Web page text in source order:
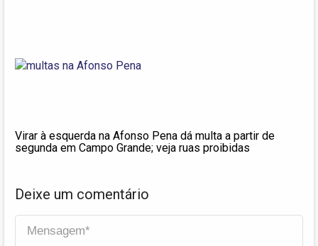
Virar à esquerda na Afonso Pena dá multa a partir de
segunda em Campo Grande; veja ruas proibidas
Deixe um comentário